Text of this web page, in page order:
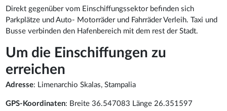
Direkt gegenüber vom Einschiffungssektor befinden sich
Parkplätze und Auto- Motorräder und Fahrräder Verleih. Taxi und
Busse verbinden den Hafenbereich mit dem rest der Stadt.
Um die Einschiffungen zu
erreichen
Adresse: Limenarchio Skalas, Stampalia
GPS-Koordinaten: Breite 36.547083 Länge 26.351597